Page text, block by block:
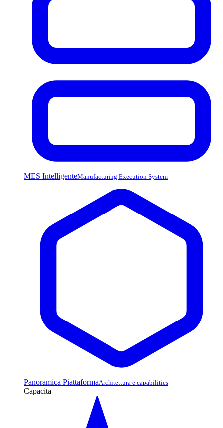
MES IntelligenteManufacturing Execution System
Panoramica PiattaformaArchitettura e capabilities
Capacita